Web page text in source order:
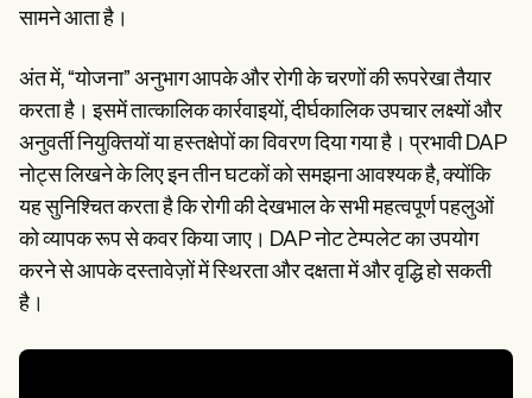
सामने आता है।
अंत में, “योजना” अनुभाग आपके और रोगी के चरणों की रूपरेखा तैयार
करता है। इसमें तात्कालिक कार्रवाइयों, दीर्घकालिक उपचार लक्ष्यों और
अनुवर्ती नियुक्तियों या हस्तक्षेपों का विवरण दिया गया है। प्रभावी DAP
नोट्स लिखने के लिए इन तीन घटकों को समझना आवश्यक है, क्योंकि
यह सुनिश्चित करता है कि रोगी की देखभाल के सभी महत्वपूर्ण पहलुओं
को व्यापक रूप से कवर किया जाए। DAP नोट टेम्पलेट का उपयोग
करने से आपके दस्तावेज़ों में स्थिरता और दक्षता में और वृद्धि हो सकती
है।